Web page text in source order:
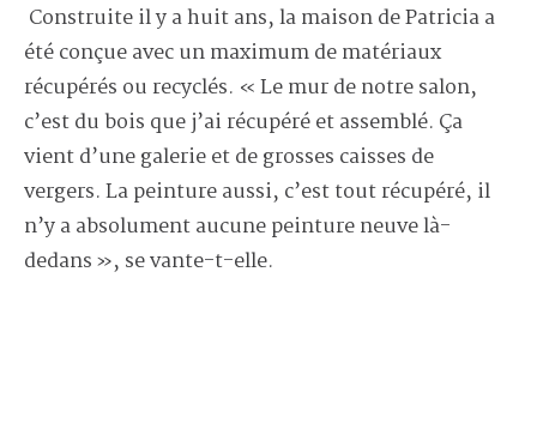
Construite il y a huit ans, la maison de Patricia a
été conçue avec un maximum de matériaux
récupérés ou recyclés. « Le mur de notre salon,
c’est du bois que j’ai récupéré et assemblé. Ça
vient d’une galerie et de grosses caisses de
vergers. La peinture aussi, c’est tout récupéré, il
n’y a absolument aucune peinture neuve là-
dedans », se vante-t-elle.